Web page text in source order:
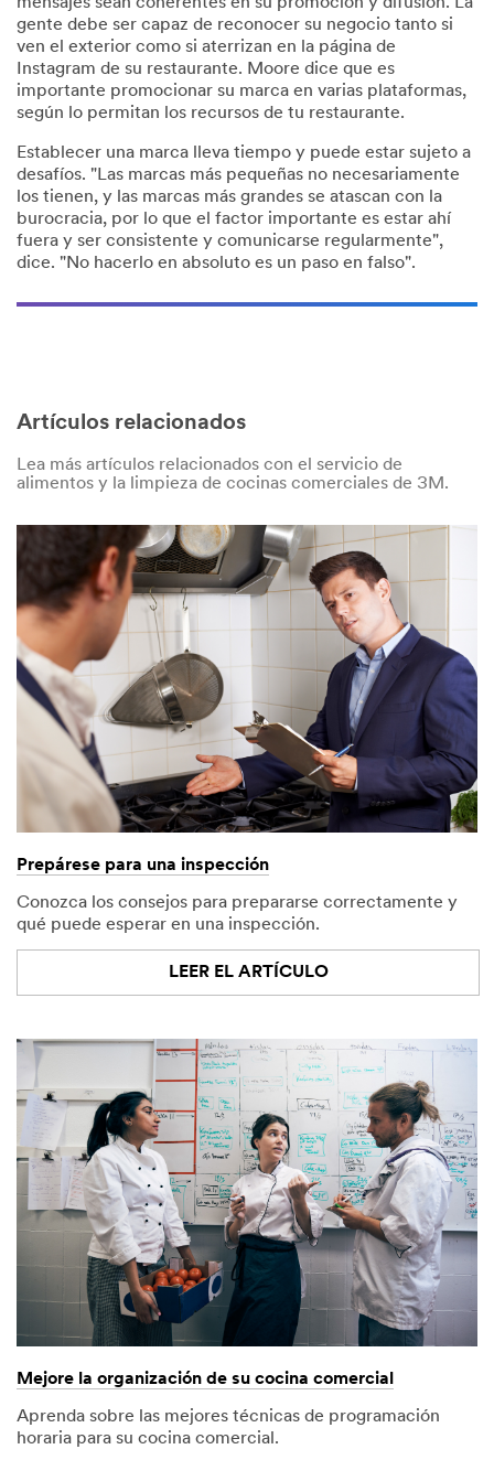
mensajes sean coherentes en su promoción y difusión. La
gente debe ser capaz de reconocer su negocio tanto si
ven el exterior como si aterrizan en la página de
Instagram de su restaurante. Moore dice que es
importante promocionar su marca en varias plataformas,
según lo permitan los recursos de tu restaurante.
Establecer una marca lleva tiempo y puede estar sujeto a
desafíos. "Las marcas más pequeñas no necesariamente
los tienen, y las marcas más grandes se atascan con la
burocracia, por lo que el factor importante es estar ahí
fuera y ser consistente y comunicarse regularmente",
dice. "No hacerlo en absoluto es un paso en falso".
Artículos relacionados
Lea más artículos relacionados con el servicio de
alimentos y la limpieza de cocinas comerciales de 3M.
Prepárese para una inspección
Conozca los consejos para prepararse correctamente y
qué puede esperar en una inspección.
LEER EL ARTÍCULO
Mejore la organización de su cocina comercial
Aprenda sobre las mejores técnicas de programación
horaria para su cocina comercial.